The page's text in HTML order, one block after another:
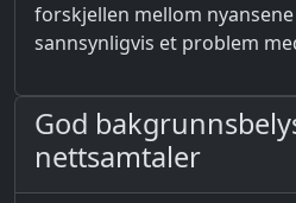
forskjellen mellom
sannsynligvis et problem
God
nettsamtaler